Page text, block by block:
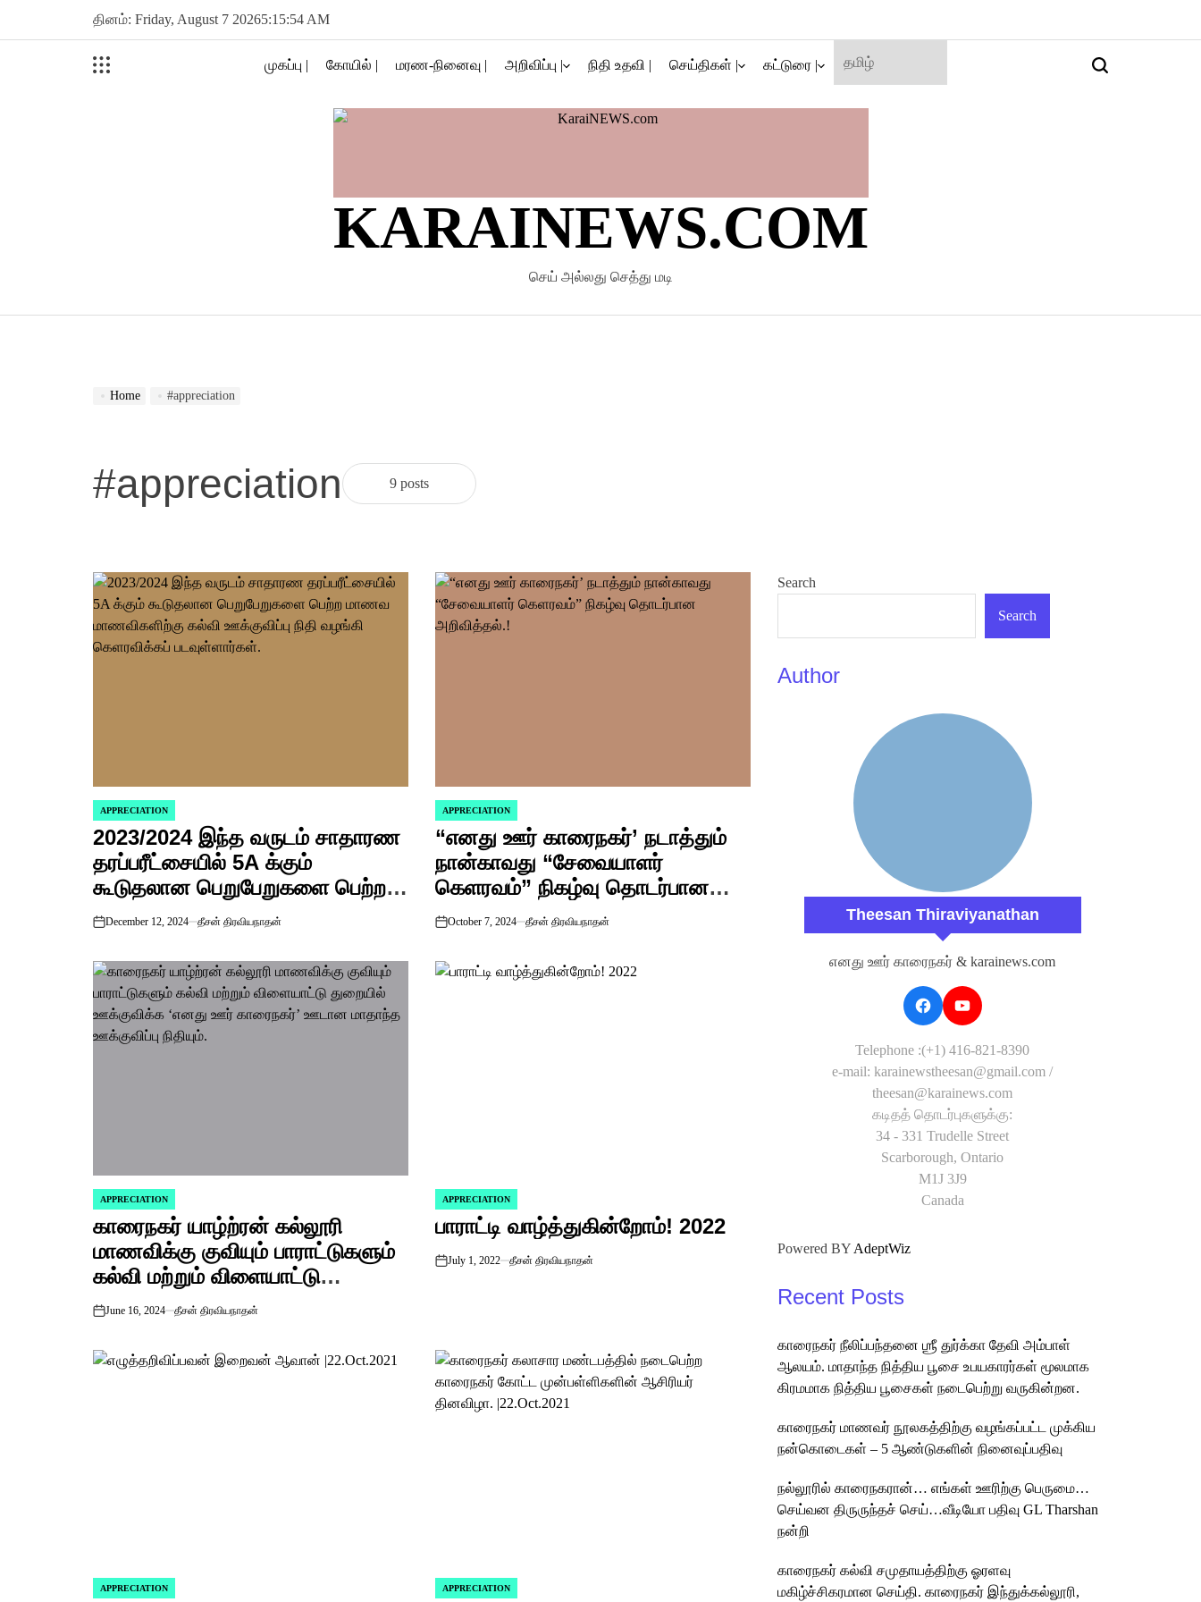
தினம்: Friday, August 7 20265:15:55 AM
முகப்பு | கோயில் | மரண-நினைவு | அறிவிப்பு | நிதி உதவி | செய்திகள் | கட்டுரை | Search
KARAINEWS.COM
செய் அல்லது செத்து மடி
Home #appreciation
#appreciation 9 posts
POSTED
IN
APPRECIATION
2023/2024 இந்த வருடம் சாதாரண
தரப்பரீட்சையில் 5A க்கும்
கூடுதலான பெறுபேறுகளை பெற்ற
மாணவ மாணவிகளிற்கு கல்வி
கெளரவிக்கப் படவுள்ளார்கள்.
on
December 12, 2024 தீசன் திரவியநாதன்
POSTED
IN
APPRECIATION
“எனது ஊர் காரைநகர்’ நடாத்தும்
நான்காவது “சேவையாளர்
கெளரவம்” நிகழ்வு தொடர்பான
அறிவித்தல்.!
on
October 7, 2024 தீசன் திரவியநாதன்
POSTED
IN
APPRECIATION
காரைநகர் யாழ்ற்ரன் கல்லூரி
மாணவிக்கு குவியும் பாராட்டுகளும்
கல்வி மற்றும் விளையாட்டு
துறையில் ஊக்குவிக்க ‘எனது ஊர்
ஊக்குவிப்பு நிதியும்.
on
June 16, 2024 தீசன் திரவியநாதன்
POSTED
IN
APPRECIATION
பாராட்டி வாழ்த்துகின்றோம்! 2022
on
July 1, 2022 தீசன் திரவியநாதன்
POSTED
APPRECIATION
POSTED
APPRECIATION
Search
Search
Author
Theesan Thiraviyanathan
எனது ஊர் காரைநகர் & karainews.com
Telephone :(+1) 416-821-8390
e-mail: karainewstheesan@gmail.com /
theesan@karainews.com
கடிதத் தொடர்புகளுக்கு:
34 - 331 Trudelle Street
Scarborough, Ontario
M1J 3J9
Canada
Powered BY AdeptWiz
Recent Posts
காரைநகர் நீலிப்பந்தனை ஶ்ரீ துர்க்கா தேவி அம்பாள்
ஆலயம். மாதாந்த நித்திய பூசை உபயகாரர்கள் மூலமாக
கிரமமாக நித்திய பூசைகள் நடைபெற்று வருகின்றன.
காரைநகர் மாணவர் நூலகத்திற்கு வழங்கப்பட்ட முக்கிய
நன்கொடைகள் – 5 ஆண்டுகளின் நினைவுப்பதிவு
நல்லூரில் காரைநகரான்… எங்கள் ஊரிற்கு பெருமை…
செய்வன திருருந்தச் செய்…வீடியோ பதிவு GL Tharshan
நன்றி
காரைநகர் கல்வி சமுதாயத்திற்கு ஓரளவு
மகிழ்ச்சிகரமான செய்தி. காரைநகர் இந்துக்கல்லூரி,